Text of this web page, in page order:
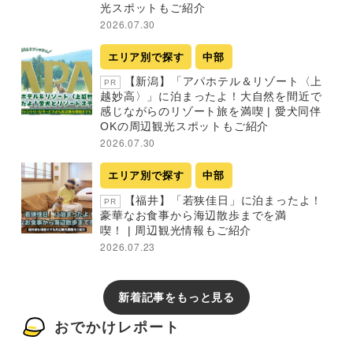
光スポットもご紹介
2026.07.30
エリア別で探す 中部
PR
【新潟】「アパホテル＆リゾート〈上
越妙高〉」に泊まったよ！大自然を間近で
感じながらのリゾート旅を満喫 | 愛犬同伴
OKの周辺観光スポットもご紹介
2026.07.30
エリア別で探す 中部
PR
【福井】「若狭佳日」に泊まったよ！
豪華なお食事から海辺散歩までを満
喫！ | 周辺観光情報もご紹介
2026.07.23
新着記事をもっと見る
おでかけレポート